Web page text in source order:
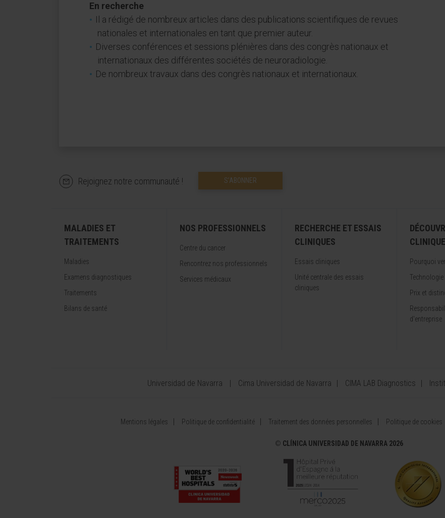
En recherche
Il a rédigé de nombreux articles dans des publications scientifiques de revues
nationales et internationales en tant que premier auteur.
Diverses conférences et sessions plénières dans des congrès nationaux et
internationaux des différentes sociétés de neuroradiologie.
De nombreux travaux dans des congrès nationaux et internationaux.
Rejoignez notre communauté ! S’ABONNER
MALADIES ET
TRAITEMENTS
Maladies
Examens diagnostiques
Traitements
Bilans de santé
NOS PROFESSIONNELS
Centre du cancer
Rencontrez nos professionnels
Services médicaux
RECHERCHE ET ESSAIS
CLINIQUES
Essais cliniques
Unité centrale des essais
cliniques
CLINIQUE
Pourquoi
Technologie
Prix et
d'entreprise
Universidad de Navarra Cima Universidad de Navarra CIMA LAB Diagnostics
Mentions légales Politique de confidentialité Traitement des données personnelles Politique de cookies
© CLÍNICA UNIVERSIDAD DE NAVARRA 2026